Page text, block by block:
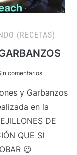
(RECETAS)
comentarios
y Garbanzos
en la
DE
QUE SI
😉